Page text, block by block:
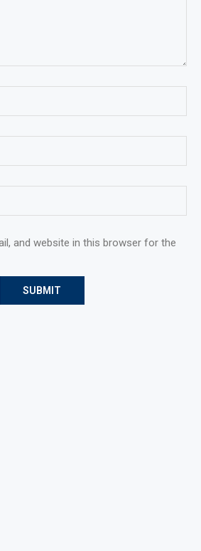
and website in this browser for the